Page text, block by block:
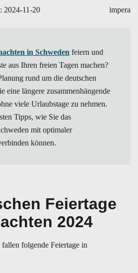
2024-11-20 impera
in Schweden feiern und
aus Ihren freien Tagen machen?
rund um die deutschen
eine längere zusammenhängende
viele Urlaubstage zu nehmen.
Tipps, wie Sie das
mit optimaler
können.
Feiertage
2024
folgende Feiertage in